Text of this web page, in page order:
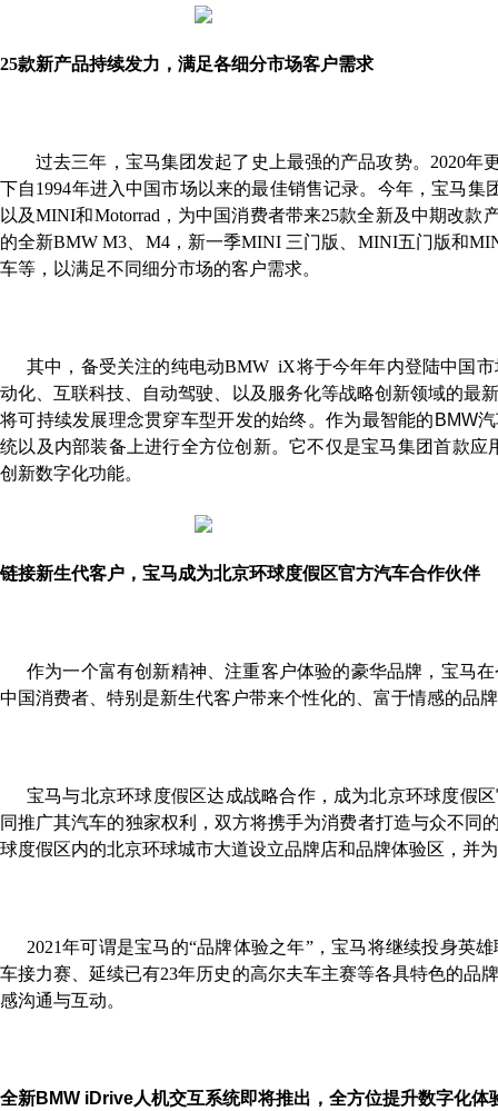
25款新产品持续发力，满足各细分市场客户需求
过去三年，宝马集团发起了史上最强的产品攻势。2020年
下自1994年进入中国市场以来的最佳销售记录。今年，宝马集
以及MINI和Motorrad ，为中国消费者带来25款全新及中期改款
的全新BMW M3 、M4，新一季MINI 三门版、MINI五门版和
车等，以满足不同细分市场的客户需求。
其中，备受关注的纯电动BMW iX将于今年年内登陆中国
动化、互联科技、自动驾驶、以及服务化等战略创新领域的最
将可持续发展理念贯穿车型开发的始终。作为最智能的 BMW
统以及内部装备上进行全方位创新。它不仅是宝马集团首款应
创新数字化功能。
链接新生代客户，宝马成为北京环球度假区官方汽车合作伙伴
作为一个富有创新精神、注重客户体验的豪华品牌，宝马
中国消费者、特别是新生代客户带来个性化的、富于情感的品
宝马与北京环球度假区达成战略合作，成为北京环球度假
同推广其汽车的独家权利，双方将携手为消费者打造与众不
球度假区内的北京环球城市大道设立品牌店和品牌体验区，并
2021年可谓是宝马的“品牌体验之年”，宝马将继续投身英
车接力赛、延续已有23年历史的高尔夫车主赛等各具特色的品
感沟通与互动。
全新BMW iDrive人机交互系统即将推出，全方位提升数字化体